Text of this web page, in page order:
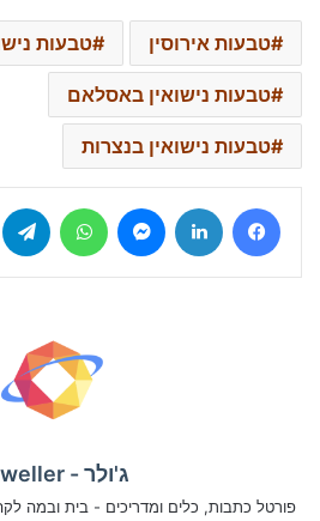
טבעות אירוסין טבעות
טבעות נישואין באסלאם
טבעות נישואין בנצרות
Facebook
LinkedIn
Messenger
ג'ולר - Jeweller
פורטל כתבות, כלים ומדריכים - בית ובמה